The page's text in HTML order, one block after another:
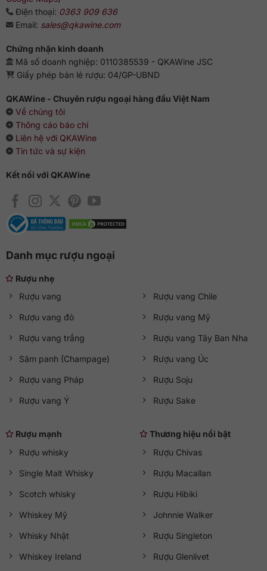
Điện thoại: 0363 909 636
Email: sales@qkawine.com
Chứng nhận kinh doanh
Mã số doanh nghiệp: 0110385539 - QKAWine JSC
Giấy phép bán lẻ rượu: 04/GP-UBND
QKAWine - Chuyên rượu ngoại hàng đầu Việt Nam
Về chúng tôi
Thông cáo báo chí
Liên hệ với QKAWine
Tin tức và sự kiện
Kết nối với QKAWine
Danh mục rượu ngoại
Rượu nhẹ
Rượu vang
Rượu vang đỏ
Rượu vang trắng
Sâm panh (Champage)
Rượu vang Pháp
Rượu vang Ý
Rượu vang Chile
Rượu vang Mỹ
Rượu vang Tây Ban Nha
Rượu vang Úc
Rượu Soju
Rượu Sake
Rượu mạnh
Rượu whisky
Single Malt Whisky
Scotch whisky
Whiskey Mỹ
Whisky Nhật
Whiskey Ireland
Thương hiệu nổi bật
Rượu Chivas
Rượu Macallan
Rượu Hibiki
Johnnie Walker
Rượu Singleton
Rượu Glenlivet